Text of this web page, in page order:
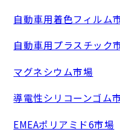
自動車用着色フィルム
自動車用プラスチック
マグネシウム市場
導電性シリコーンゴム
EMEAポリアミド6市場